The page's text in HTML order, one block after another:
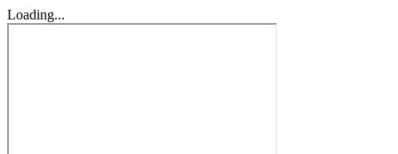
Loading...